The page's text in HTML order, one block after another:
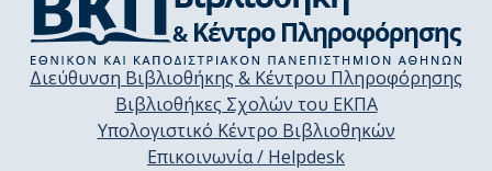
Διεύθυνση Βιβλιοθήκης & Κέντρου Πληροφόρησης
Βιβλιοθήκες Σχολών του ΕΚΠΑ
Υπολογιστικό Κέντρο Βιβλιοθηκών
Επικοινωνία / Helpdesk